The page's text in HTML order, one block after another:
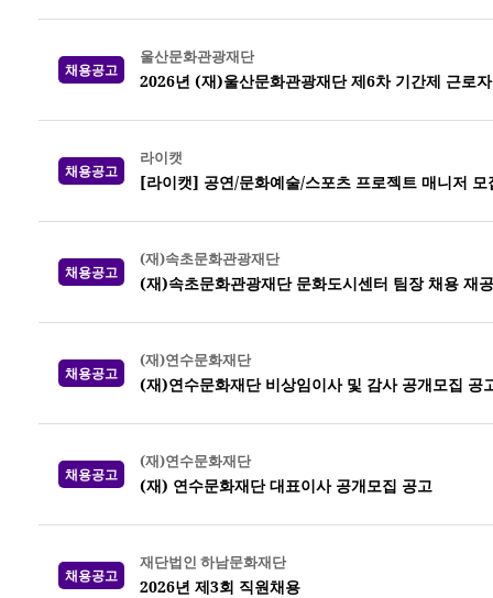
채용공고
울산문화관광재단
2026년 (재)울산문화관광재단 제6차 기간제 근로
채용공고
라이캣
[라이캣] 공연/문화예술/스포츠 프로젝트 매니저 모
채용공고
(재)속초문화관광재단
(재)속초문화관광재단 문화도시센터 팀장 채용 재
채용공고
(재)연수문화재단
(재)연수문화재단 비상임이사 및 감사 공개모집 공
채용공고
(재)연수문화재단
(재) 연수문화재단 대표이사 공개모집 공고
채용공고
재단법인 하남문화재단
2026년 제3회 직원채용